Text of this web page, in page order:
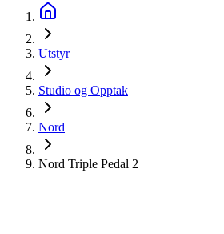
Utstyr
Studio og Opptak
Nord
Nord Triple Pedal 2